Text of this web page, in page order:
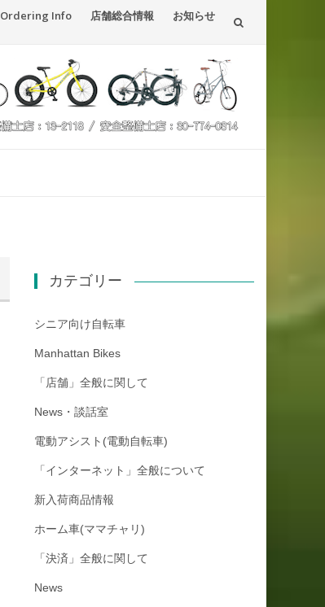
Ordering Info 店舗総合情報 お知らせ
カテゴリー
シニア向け自転車
Manhattan Bikes
「店舗」全般に関して
News・談話室
電動アシスト(電動自転車)
「インターネット」全般について
新入荷商品情報
ホーム車(ママチャリ)
「決済」全般に関して
News